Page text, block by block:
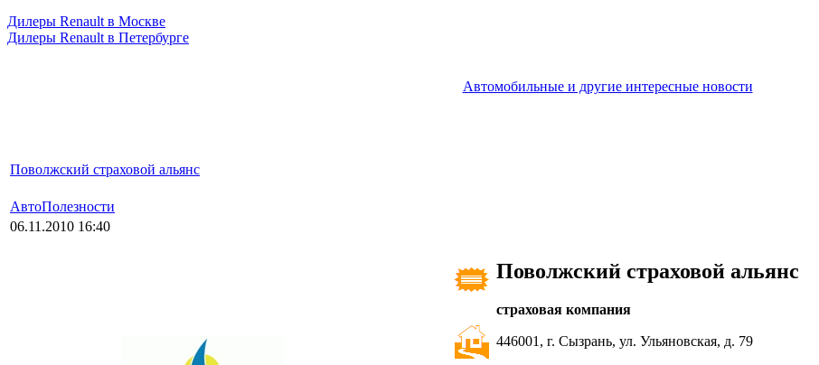
Дилеры Renault в Москве
Дилеры Renault в Петербурге
Автомобильные и другие интересные новости
Поволжский страховой альянс
АвтоПолезности
06.11.2010 16:40
Поволжский страховой альянс
страховая компания
446001, г. Сызрань, ул. Ульяновская, д. 79